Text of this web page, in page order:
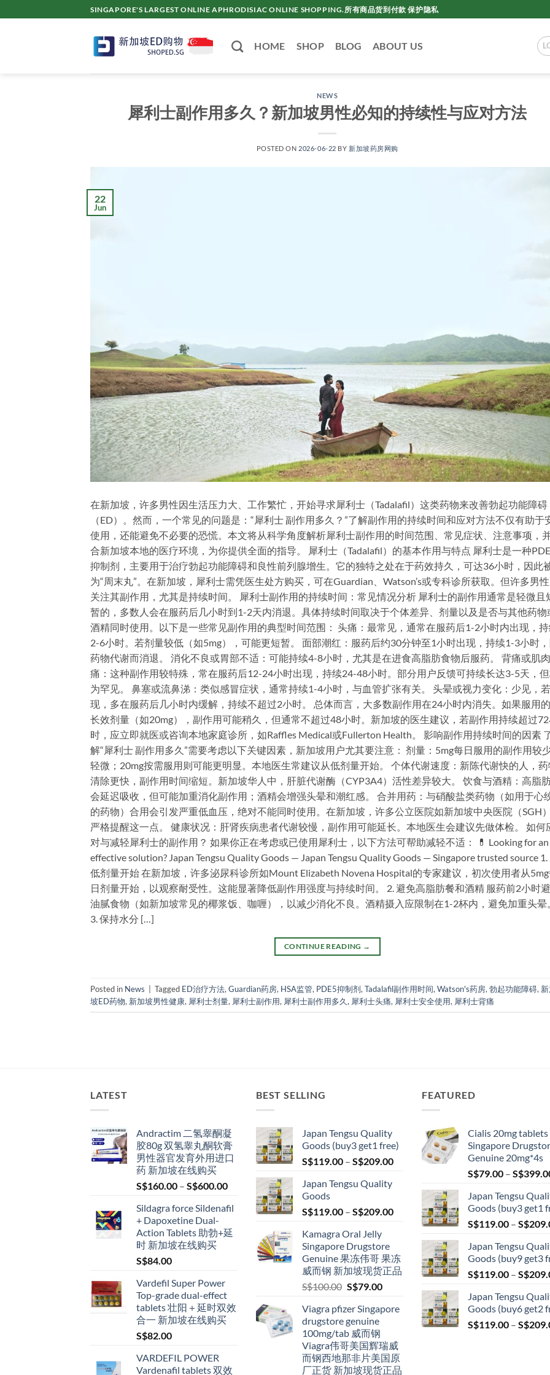
to
SINGAPORE'S LARGEST ONLINE APHRODISIAC ONLINE SHOPPING.所有商品货到付款 保护隐私
HOME SHOP BLOG ABOUT US
NEWS
犀利士副作用多久？新加坡男性必知的持续性与应对方法
POSTED ON 2026-06-22 BY 新加坡药房网购
22
Jun
在新加坡，许多男性因生活压力大、工作繁忙，开始寻求犀利士（Tadalafil）这类药物来改善勃起功能障碍
（ED）。然而，一个常见的问题是：“犀利士 副作用多久？”了解副作用的持续时间和应对方法不仅有助于
使用，还能避免不必要的恐慌。本文将从科学角度解析犀利士副作用的时间范围、常见症状、注意事项，
合新加坡本地的医疗环境，为你提供全面的指导。 犀利士（Tadalafil）的基本作用与特点 犀利士是一种
抑制剂，主要用于治疗勃起功能障碍和良性前列腺增生。它的独特之处在于药效持久，可达36小时，因此
为“周末丸”。在新加坡，犀利士需凭医生处方购买，可在Guardian、Watson’s或专科诊所获取。但许多男
关注其副作用，尤其是持续时间。 犀利士副作用的持续时间：常见情况分析 犀利士的副作用通常是轻微且
暂的，多数人会在服药后几小时到1-2天内消退。具体持续时间取决于个体差异、剂量以及是否与其他药物
酒精同时使用。以下是一些常见副作用的典型时间范围： 头痛：最常见，通常在服药后1-2小时内出现，
2-6小时。若剂量较低（如5mg），可能更短暂。 面部潮红：服药后约30分钟至1小时出现，持续1-3小时
药物代谢而消退。 消化不良或胃部不适：可能持续4-8小时，尤其是在进食高脂肪食物后服药。 背痛或肌
痛：这种副作用较特殊，常在服药后12-24小时出现，持续24-48小时。部分用户反馈可持续长达3-5天，
为罕见。 鼻塞或流鼻涕：类似感冒症状，通常持续1-4小时，与血管扩张有关。 头晕或视力变化：少见，
现，多在服药后几小时内缓解，持续不超过2小时。 总体而言，大多数副作用在24小时内消失。如果服用
长效剂量（如20mg），副作用可能稍久，但通常不超过48小时。新加坡的医生建议，若副作用持续超过
时，应立即就医或咨询本地家庭诊所，如Raffles Medical或Fullerton Health。 影响副作用持续时间的因素
解“犀利士 副作用多久”需要考虑以下关键因素，新加坡用户尤其要注意： 剂量：5mg每日服用的副作用较
轻微；20mg按需服用则可能更明显。本地医生常建议从低剂量开始。 个体代谢速度：新陈代谢快的人，药
清除更快，副作用时间缩短。新加坡华人中，肝脏代谢酶（CYP3A4）活性差异较大。 饮食与酒精：高脂
会延迟吸收，但可能加重消化副作用；酒精会增强头晕和潮红感。 合并用药：与硝酸盐类药物（如用于心
的药物）合用会引发严重低血压，绝对不能同时使用。在新加坡，许多公立医院如新加坡中央医院（SGH
严格提醒这一点。 健康状况：肝肾疾病患者代谢较慢，副作用可能延长。本地医生会建议先做体检。 如何
对与减轻犀利士的副作用？ 如果你正在考虑或已使用犀利士，以下方法可帮助减轻不适： 💊 Looking for an
effective solution? Japan Tengsu Quality Goods — Japan Tengsu Quality Goods — Singapore trusted source 1.
低剂量开始 在新加坡，许多泌尿科诊所如Mount Elizabeth Novena Hospital的专家建议，初次使用者从
日剂量开始，以观察耐受性。这能显著降低副作用强度与持续时间。 2. 避免高脂肪餐和酒精 服药前2小时
油腻食物（如新加坡常见的椰浆饭、咖喱），以减少消化不良。酒精摄入应限制在1-2杯内，避免加重头晕
3. 保持水分 […]
CONTINUE READING →
Posted in News Tagged ED治疗方法, Guardian药房, HSA监管, PDE5抑制剂, Tadalafil副作用时间, Watson's药房, 勃起功能障碍,
坡ED药物, 新加坡男性健康, 犀利士剂量, 犀利士副作用, 犀利士副作用多久, 犀利士头痛, 犀利士安全使用, 犀利士背痛
LATEST
Andractim 二氢睾酮凝
胶80g 双氢睾丸酮软膏
男性器官发育外用进口
药 新加坡在线购买
S$160.00 – S$600.00Price
S$160.00
S$600.00
Sildagra force Sildenafil
+ Dapoxetine Dual-
Action Tablets 助勃+延
时 新加坡在线购买
S$84.00
Vardefil Super Power
Top-grade dual-effect
tablets 壮阳＋延时双效
合一 新加坡在线购买
S$82.00
VARDEFIL POWER
Vardenafil tablets 双效
BEST SELLING
Japan Tengsu Quality
Goods (buy3 get1 free)
S$119.00 – S$209.00Price
S$209.00
Japan Tengsu Quality
Goods
S$119.00 – S$209.00Price
S$209.00
Kamagra Oral Jelly
Singapore Drugstore
Genuine 果冻伟哥 果冻
威而钢 新加坡现货正品
S$100.00 Original
was:
S$100.00.
S$79.00Current
is:
Viagra pfizer Singapore
drugstore genuine
100mg/tab 威而钢
Viagra伟哥美国辉瑞威
而钢西地那非片美国原
厂正货 新加坡现货正品
FEATURED
Cialis 20mg tablets
Singapore
Genuine 20mg*4s
S$79.00 – S$
Japan Tengsu
Goods (buy3 get1
S$119.00 – S$
Japan Tengsu
Goods (buy9 get3
S$119.00 – S$
Japan Tengsu
Goods (buy6 get2
S$119.00 – S$